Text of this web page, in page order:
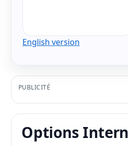
English version
PUBLICITÉ
Options